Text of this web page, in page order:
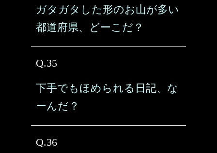
ガタガタした形のお山が多い
都道府県、どーこだ？
Q.35
下手でもほめられる日記、な
ーんだ？
Q.36